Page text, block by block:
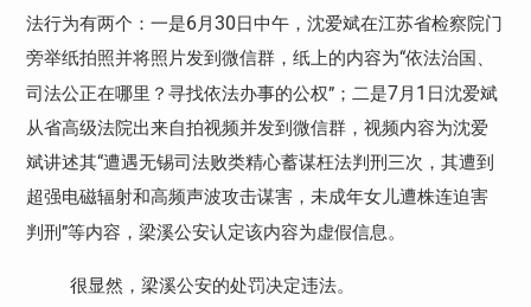
法行为有两个：一是6月30日中午，沈爱斌在江苏省检察院门
旁举纸拍照并将照片发到微信群，纸上的内容为“依法治国、
司法公正在哪里？寻找依法办事的公权”；二是7月 1 日沈爱斌
从省高级法院出来自拍视频并发到微信群，视频内容为沈爱
斌讲述其“遭遇无锡司法败类精心蓄谋枉法判刑三次，其遭到
超强电磁辐射和高频声波攻击谋害，未成年女儿遭株连迫害
判刑”等内容，梁溪公安认定该内容为虚假信息。
很显然，梁溪公安的处罚决定违法。